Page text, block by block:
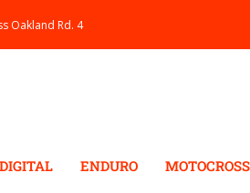
Oakland Rd. 4
ENDURO